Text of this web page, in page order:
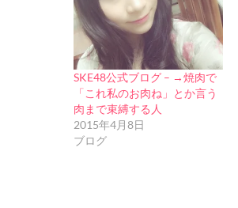
SKE48公式ブログ – →焼肉で
「これ私のお肉ね」とか言う
肉まで束縛する人
2015年4月8日
ブログ